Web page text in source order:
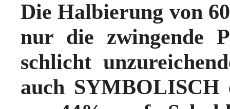
Die Halbierung von
nur die zwingende
schlicht
auch SYMBOLISCH